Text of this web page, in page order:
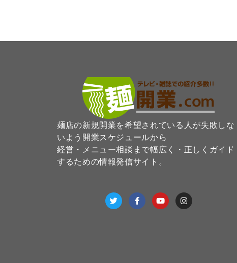
麺店の新規開業を希望されている人が失敗しな
いよう開業スケジュールから
経営・メニュー相談まで幅広く・正しくガイド
するための情報発信サイト。
w
i
t
a
c
e
o
u
t
n
s
t